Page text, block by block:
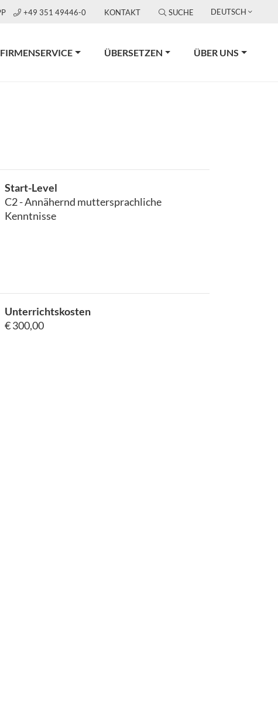
+49 351 49446-0 KONTAKT SUCHE DEUTSCH
FIRMENSERVICE ÜBERSETZEN ÜBER UNS
Start-Level
C2 - Annähernd muttersprachliche
Kenntnisse
Unterrichtskosten
€ 300,00